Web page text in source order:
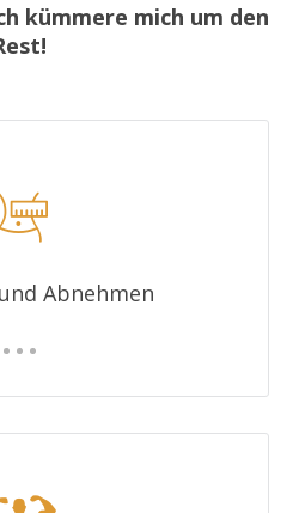
kümmere mich um den
Abnehmen